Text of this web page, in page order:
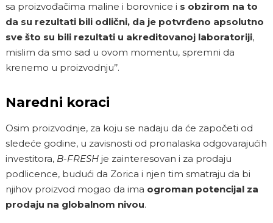
sa proizvođačima maline i borovnice i s obzirom na to
da su rezultati bili odlični, da je potvrđeno apsolutno
sve što su bili rezultati u akreditovanoj laboratoriji,
mislim da smo sad u ovom momentu, spremni da
krenemo u proizvodnju’’.
Naredni koraci
Osim proizvodnje, za koju se nadaju da će započeti od
sledeće godine, u zavisnosti od pronalaska odgovarajućih
investitora, B-FRESH je zainteresovan i za prodaju
podlicence, budući da Zorica i njen tim smatraju da bi
njihov proizvod mogao da ima ogroman potencijal za
prodaju na globalnom nivou.